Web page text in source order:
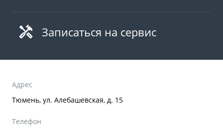
Записаться на сервис
Адрес
Тюмень, ул. Алебашевская, д. 15
Телефон